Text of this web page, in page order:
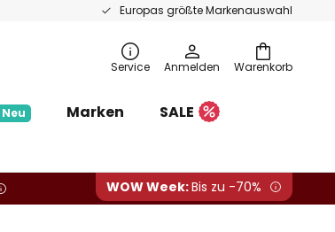
Europas größte Markenauswahl
Warenkorb
Service Anmelden
Neu Marken
SALE
WOW Week:Bis zu -70%